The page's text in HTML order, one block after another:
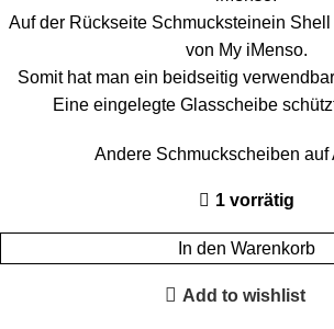
Auf der Rückseite Schmucksteinein
von My iMenso.
Somit hat man ein beidseitig
Eine eingelegte Glasscheibe
Andere Schmuckscheiben auf
1 vorrätig
In den Warenkorb
Add to wishlist